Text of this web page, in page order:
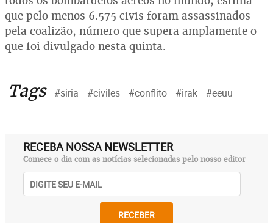
que pelo menos 6.575 civis foram assassinados
pela coalizão, número que supera amplamente o
que foi divulgado nesta quinta.
Tags #siria #civiles #conflito #irak #eeuu
RECEBA NOSSA NEWSLETTER
Comece o dia com as notícias selecionadas pelo nosso editor
RECEBER